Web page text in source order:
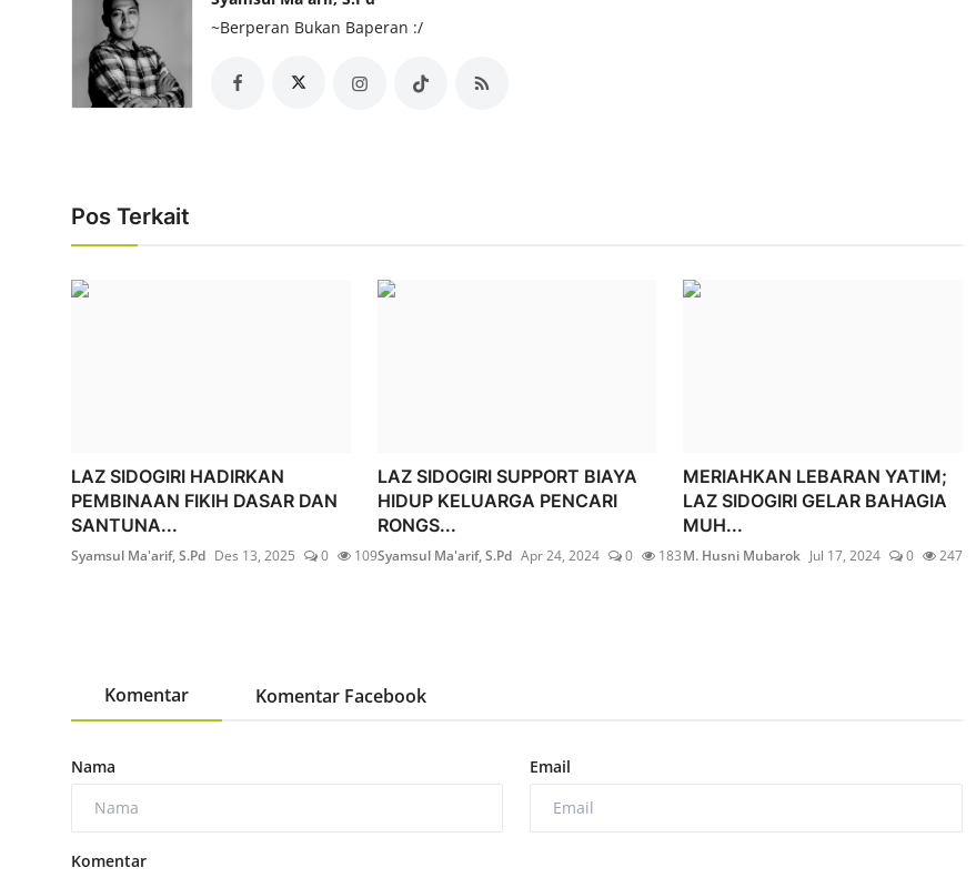
~Berperan Bukan Baperan :/
Pos Terkait
LAZ SIDOGIRI HADIRKAN
PEMBINAAN FIKIH DASAR DAN
SANTUNA...
Syamsul Ma'arif, S.Pd Des 13, 2025 0 109
LAZ SIDOGIRI SUPPORT BIAYA
HIDUP KELUARGA PENCARI
RONGS...
Syamsul Ma'arif, S.Pd Apr 24, 2024 0 183
MERIAHKAN LEBARAN YATIM;
LAZ SIDOGIRI GELAR BAHAGIA
MUH...
M. Husni Mubarok Jul 17, 2024 0 247
Komentar Komentar Facebook
Nama Email
Komentar